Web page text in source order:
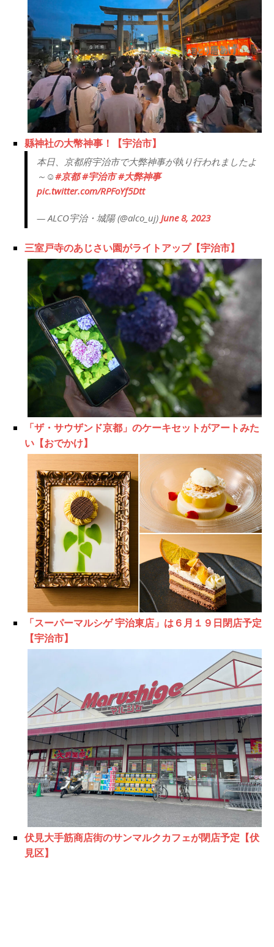
縣神社の大幣神事！【宇治市】
本日、京都府宇治市で大弊神事が執り行われましたよ
～☺#京都 #宇治市 #大弊神事
pic.twitter.com/RPFoYf5Dtt
— ALCO宇治・城陽 (@alco_uj) June 8, 2023
三室戸寺のあじさい園がライトアップ【宇治市】
「ザ・サウザンド京都」のケーキセットがアートみた
い【おでかけ】
「スーパーマルシゲ 宇治東店」は６月１９日閉店予定
【宇治市】
伏見大手筋商店街のサンマルクカフェが閉店予定【伏
見区】